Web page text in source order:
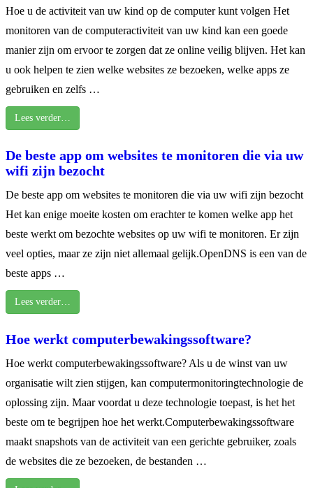
Hoe u de activiteit van uw kind op de computer kunt volgen Het
monitoren van de computeractiviteit van uw kind kan een goede
manier zijn om ervoor te zorgen dat ze online veilig blijven. Het kan
u ook helpen te zien welke websites ze bezoeken, welke apps ze
gebruiken en zelfs …
Lees verder…
De beste app om websites te monitoren die via uw
wifi zijn bezocht
De beste app om websites te monitoren die via uw wifi zijn bezocht
Het kan enige moeite kosten om erachter te komen welke app het
beste werkt om bezochte websites op uw wifi te monitoren. Er zijn
veel opties, maar ze zijn niet allemaal gelijk.OpenDNS is een van de
beste apps …
Lees verder…
Hoe werkt computerbewakingssoftware?
Hoe werkt computerbewakingssoftware? Als u de winst van uw
organisatie wilt zien stijgen, kan computermonitoringtechnologie de
oplossing zijn. Maar voordat u deze technologie toepast, is het het
beste om te begrijpen hoe het werkt.Computerbewakingssoftware
maakt snapshots van de activiteit van een gerichte gebruiker, zoals
de websites die ze bezoeken, de bestanden …